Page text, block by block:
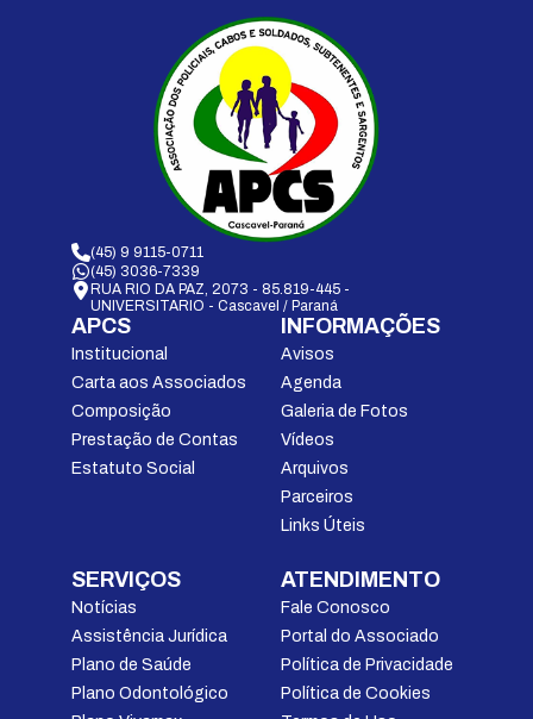
(45) 9 9115-0711
(45) 3036-7339
RUA RIO DA PAZ, 2073 - 85.819-445 -
UNIVERSITARIO - Cascavel / Paraná
APCS
Institucional
Carta aos Associados
Composição
Prestação de Contas
Estatuto Social
SERVIÇOS
Notícias
Assistência Jurídica
Plano de Saúde
Plano Odontológico
INFORMAÇÕES
Avisos
Agenda
Galeria de Fotos
Vídeos
Arquivos
Parceiros
Links Úteis
ATENDIMENTO
Fale Conosco
Portal do Associado
Política de Privacidade
Política de Cookies